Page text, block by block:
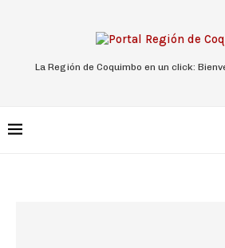
La Región de Coquimbo en un click: